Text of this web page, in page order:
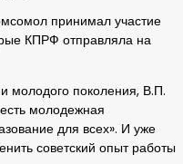
принимал участие
КПРФ отправляла на
молодого поколения, В.П.
молодежная
для всех». И уже
советский опыт работы